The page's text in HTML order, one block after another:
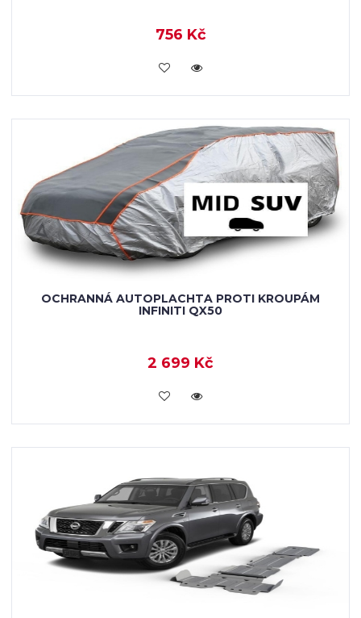
756 Kč
KOUPIT
OCHRANNÁ AUTOPLACHTA PROTI KROUPÁM
INFINITI QX50
2 699 Kč
KOUPIT